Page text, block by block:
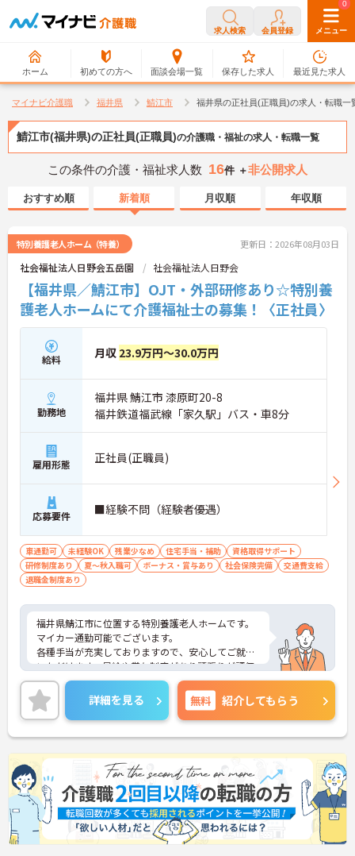
求人検索 会員登録 メニュー
ホーム 初めての方へ 面談会場一覧
0
保存した求人
0
最近見た求人
マイナビ介護職 福井県 鯖江市 福井県の正社員(正職員)の求人・転職一
鯖江市(福井県)の正社員(正職員)の介護職・福祉の求人・転職一覧
この条件の介護・福祉求人数 16件 ＋非公開求人
おすすめ順 新着順 月収順 年収順
特別養護老人ホーム（特養） 更新日：2026年08月03日
社会福祉法人日野会五岳園 社会福祉法人日野会
【福井県／鯖江市】OJT・外部研修あり☆特別養
護老人ホームにて介護福祉士の募集！〈正社員〉
給料 月収 23.9万円～30.0万円
勤務地
福井県 鯖江市 漆原町20-8
福井鉄道福武線「家久駅」バス・車8分
雇用形態 正社員(正職員)
応募要件 ■経験不問（経験者優遇）
車通勤可 未経験OK 残業少なめ 住宅手当・補助
資格取得サポート
研修制度あり
夏～秋入職可 ボーナス・賞与あり 社会保険完備
交通費支給
退職金制度あり
福井県鯖江市に位置する特別養護老人ホームです。
マイカー通勤可能でございます。
各種手当が充実しておりますので、安心してご就業
いただけます。昇給や賞与制度があり頑張りが評価
されてしっかりと職員に還元されます。
ご興味のある方には、面接対策ポイントなど、さら
に詳細をお話しいたしますのでお気軽にご相談くだ
さい！
詳細を見る 無料 紹介してもらう